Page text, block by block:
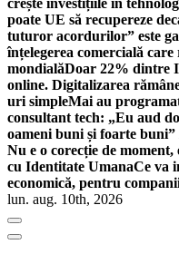
crește investițiile în
poate UE să recupereze
tuturor acordurilor” este
înțelegerea comercială
mondialăDoar 22% dintre
online. Digitalizarea
uri simpleMai au
consultant tech: „Eu aud
oameni buni și foarte buni”
Nu e o corecție de
cu Identitate UmanaCe va
economică, pentru
lun. aug. 10th, 2026